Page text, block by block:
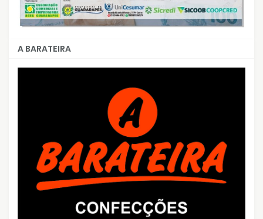
A BARATEIRA